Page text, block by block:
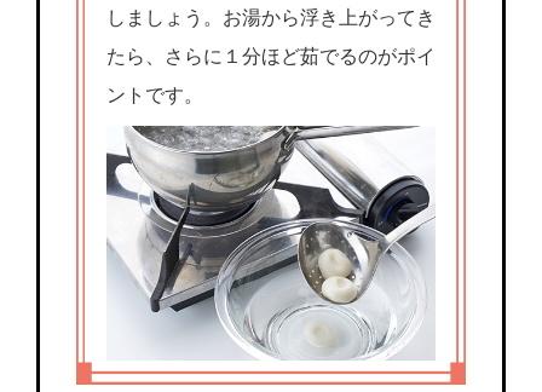
しましょう。お湯から浮き上がってき
たら、さらに１分ほど茹でるのがポイ
ントです。